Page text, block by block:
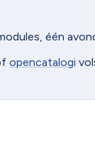
één
opencatalogi